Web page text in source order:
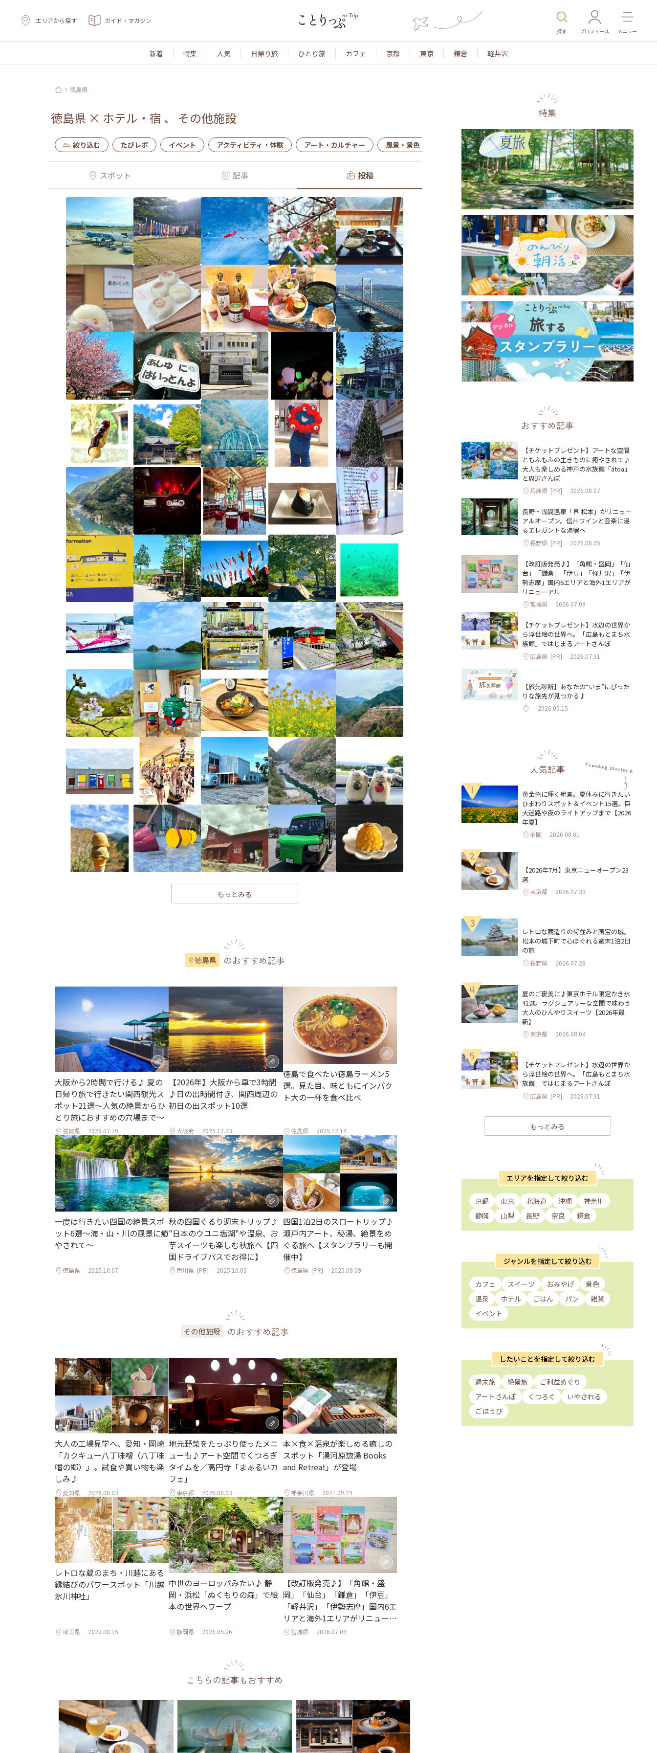
エリアから探す ガイド・マガジン
探す プロフィール メニュー
新着 特集 人気 日帰り旅 ひとり旅 カフェ 京都 東京 鎌倉 軽井沢
徳島県
徳島県 × ホテル・宿 、 その他施設
絞り込む たびレポ イベント アクティビティ・体験 アート・カルチャー 風景・景色 名所・旧跡 温泉・スパ その他施設 ごはん
スポット 記事 投稿
もっとみる
徳島県 のおすすめ記事
大阪から2時間で行ける♪ 夏の
日帰り旅で行きたい関西観光ス
ポット21選～人気の絶景からひ
とり旅におすすめの穴場まで～
滋賀県 2026.07.19
【2026年】大阪から車で3時間
♪日の出時間付き、関西周辺の
初日の出スポット10選
大阪府 2025.12.23
徳島で食べたい徳島ラーメン5
選。見た目、味ともにインパク
ト大の一杯を食べ比べ
徳島県 2025.12.14
一度は行きたい四国の絶景スポ
ット6選〜海・山・川の風景に癒
やされて〜
徳島県 2025.10.07
秋の四国ぐるり週末トリップ♪
"日本のウユニ塩湖"や温泉、お
芋スイーツも楽しむ秋旅へ【四
国ドライブパスでお得に】
香川県 [PR] 2025.10.03
四国1泊2日のスロートリップ♪
瀬戸内アート、秘湯、絶景をめ
ぐる旅へ【スタンプラリーも開
催中】
徳島県[PR] 2025.09.09
その他施設 のおすすめ記事
大人の工場見学へ、愛知・岡崎
「カクキュー八丁味噌（八丁味
噌の郷）」。試食や買い物も楽
しみ♪
愛知県 2026.08.03
地元野菜をたっぷり使ったメニ
ューも♪アート空間でくつろぎ
タイムを／高円寺「まぁるいカ
フェ」
東京都 2026.08.03
本×食×温泉が楽しめる癒しの
スポット「湯河原惣湯 Books
and Retreat」が登場
神奈川県 2021.09.29
レトロな蔵のまち・川越にある
縁結びのパワースポット「川越
氷川神社」
埼玉県 2022.08.15
中世のヨーロッパみたい♪ 静
岡・浜松「ぬくもりの森」で絵
本の世界へワープ
静岡県 2026.05.26
【改訂版発売♪】「角館・盛
岡」「仙台」「鎌倉」「伊豆」
「軽井沢」「伊勢志摩」国内6エ
リアと海外1エリアがリニューア
ル宮城県 2026.07.09
こちらの記事もおすすめ
特集
おすすめ記事
【チケットプレゼント】アートな空間
ともふもふの生きものに癒やされて♪
大人も楽しめる神戸の水族館「átoa」
と周辺さんぽ
兵庫県 [PR] 2026.08.07
長野・浅間温泉「界 松本」がリニュー
アルオープン。信州ワインと音楽に浸
るエレガントな湯宿へ
長野県 [PR] 2026.08.05
【改訂版発売♪】「角館・盛岡」「仙
台」「鎌倉」「伊豆」「軽井沢」「伊
勢志摩」国内6エリアと海外1エリアが
リニューアル
宮城県 2026.07.09
【チケットプレゼント】水辺の世界か
ら浮世絵の世界へ。「広島もとまち水
族館」ではじまるアートさんぽ
広島県 [PR] 2026.07.31
【旅先診断】あなたの“いま”にぴった
りな旅先が見つかる♪
2026.05.15
人気記事
1
黄金色に輝く絶景。夏休みに行きたい
ひまわりスポット＆イベント15選。巨
大迷路や夜のライトアップまで【2026
年夏】
全国 2026.08.01
2
【2026年7月】東京ニューオープン23
選
東京都 2026.07.30
3
レトロな蔵造りの街並みと国宝の城。
松本の城下町で心ほぐれる週末1泊2日
の旅
長野県 2026.07.28
4
夏のご褒美に♪東京ホテル限定かき氷
41選。ラグジュアリーな空間で味わう
大人のひんやりスイーツ【2026年最
新】
東京都 2026.08.04
5
【チケットプレゼント】水辺の世界か
ら浮世絵の世界へ。「広島もとまち水
族館」ではじまるアートさんぽ
広島県 [PR] 2026.07.31
もっとみる
エリアを指定して絞り込む
京都 東京 北海道 沖縄
神奈川
静岡
山梨 長野 奈良 鎌倉
ジャンルを指定して絞り込む
カフェ スイーツ おみやげ
景色
温泉
ホテル ごはん パン
雑貨
イベント
したいことを指定して絞り込む
週末旅 絶景旅
ご利益めぐり
アートさんぽ
くつろぐ
いやされる
ごほうび